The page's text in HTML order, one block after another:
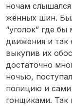
ночам
жённых шин.
“уголок” где
движения и так
выкупив их
достаточно
ночью,
полицию и сами
гонщиками. Так